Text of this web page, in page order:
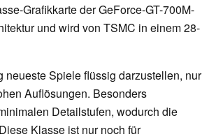
Grafikkarte der GeForce-GT-700M-
und wird von TSMC in einem 28-
Spiele flüssig darzustellen, nur
Auflösungen. Besonders
Detailstufen, wodurch die
Klasse ist nur noch für